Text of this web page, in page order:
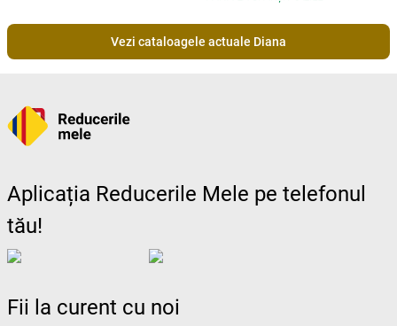
Vezi cataloagele actuale Diana
Aplicația Reducerile Mele pe telefonul
tău!
Fii la curent cu noi